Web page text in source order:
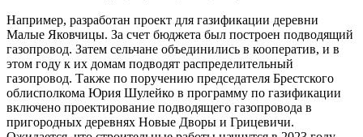
Например, разработан проект для газификации деревни
Малые Яковчицы. За счет бюджета был построен подводящий
газопровод. Затем сельчане объединились в кооператив, и в
этом году к их домам подводят распределительный
газопровод. Также по поручению председателя Брестского
облисполкома Юрия Шулейко в программу по газификации
включено проектирование подводящего газопровода в
пригородных деревнях Новые Дворы и Грицевичи.